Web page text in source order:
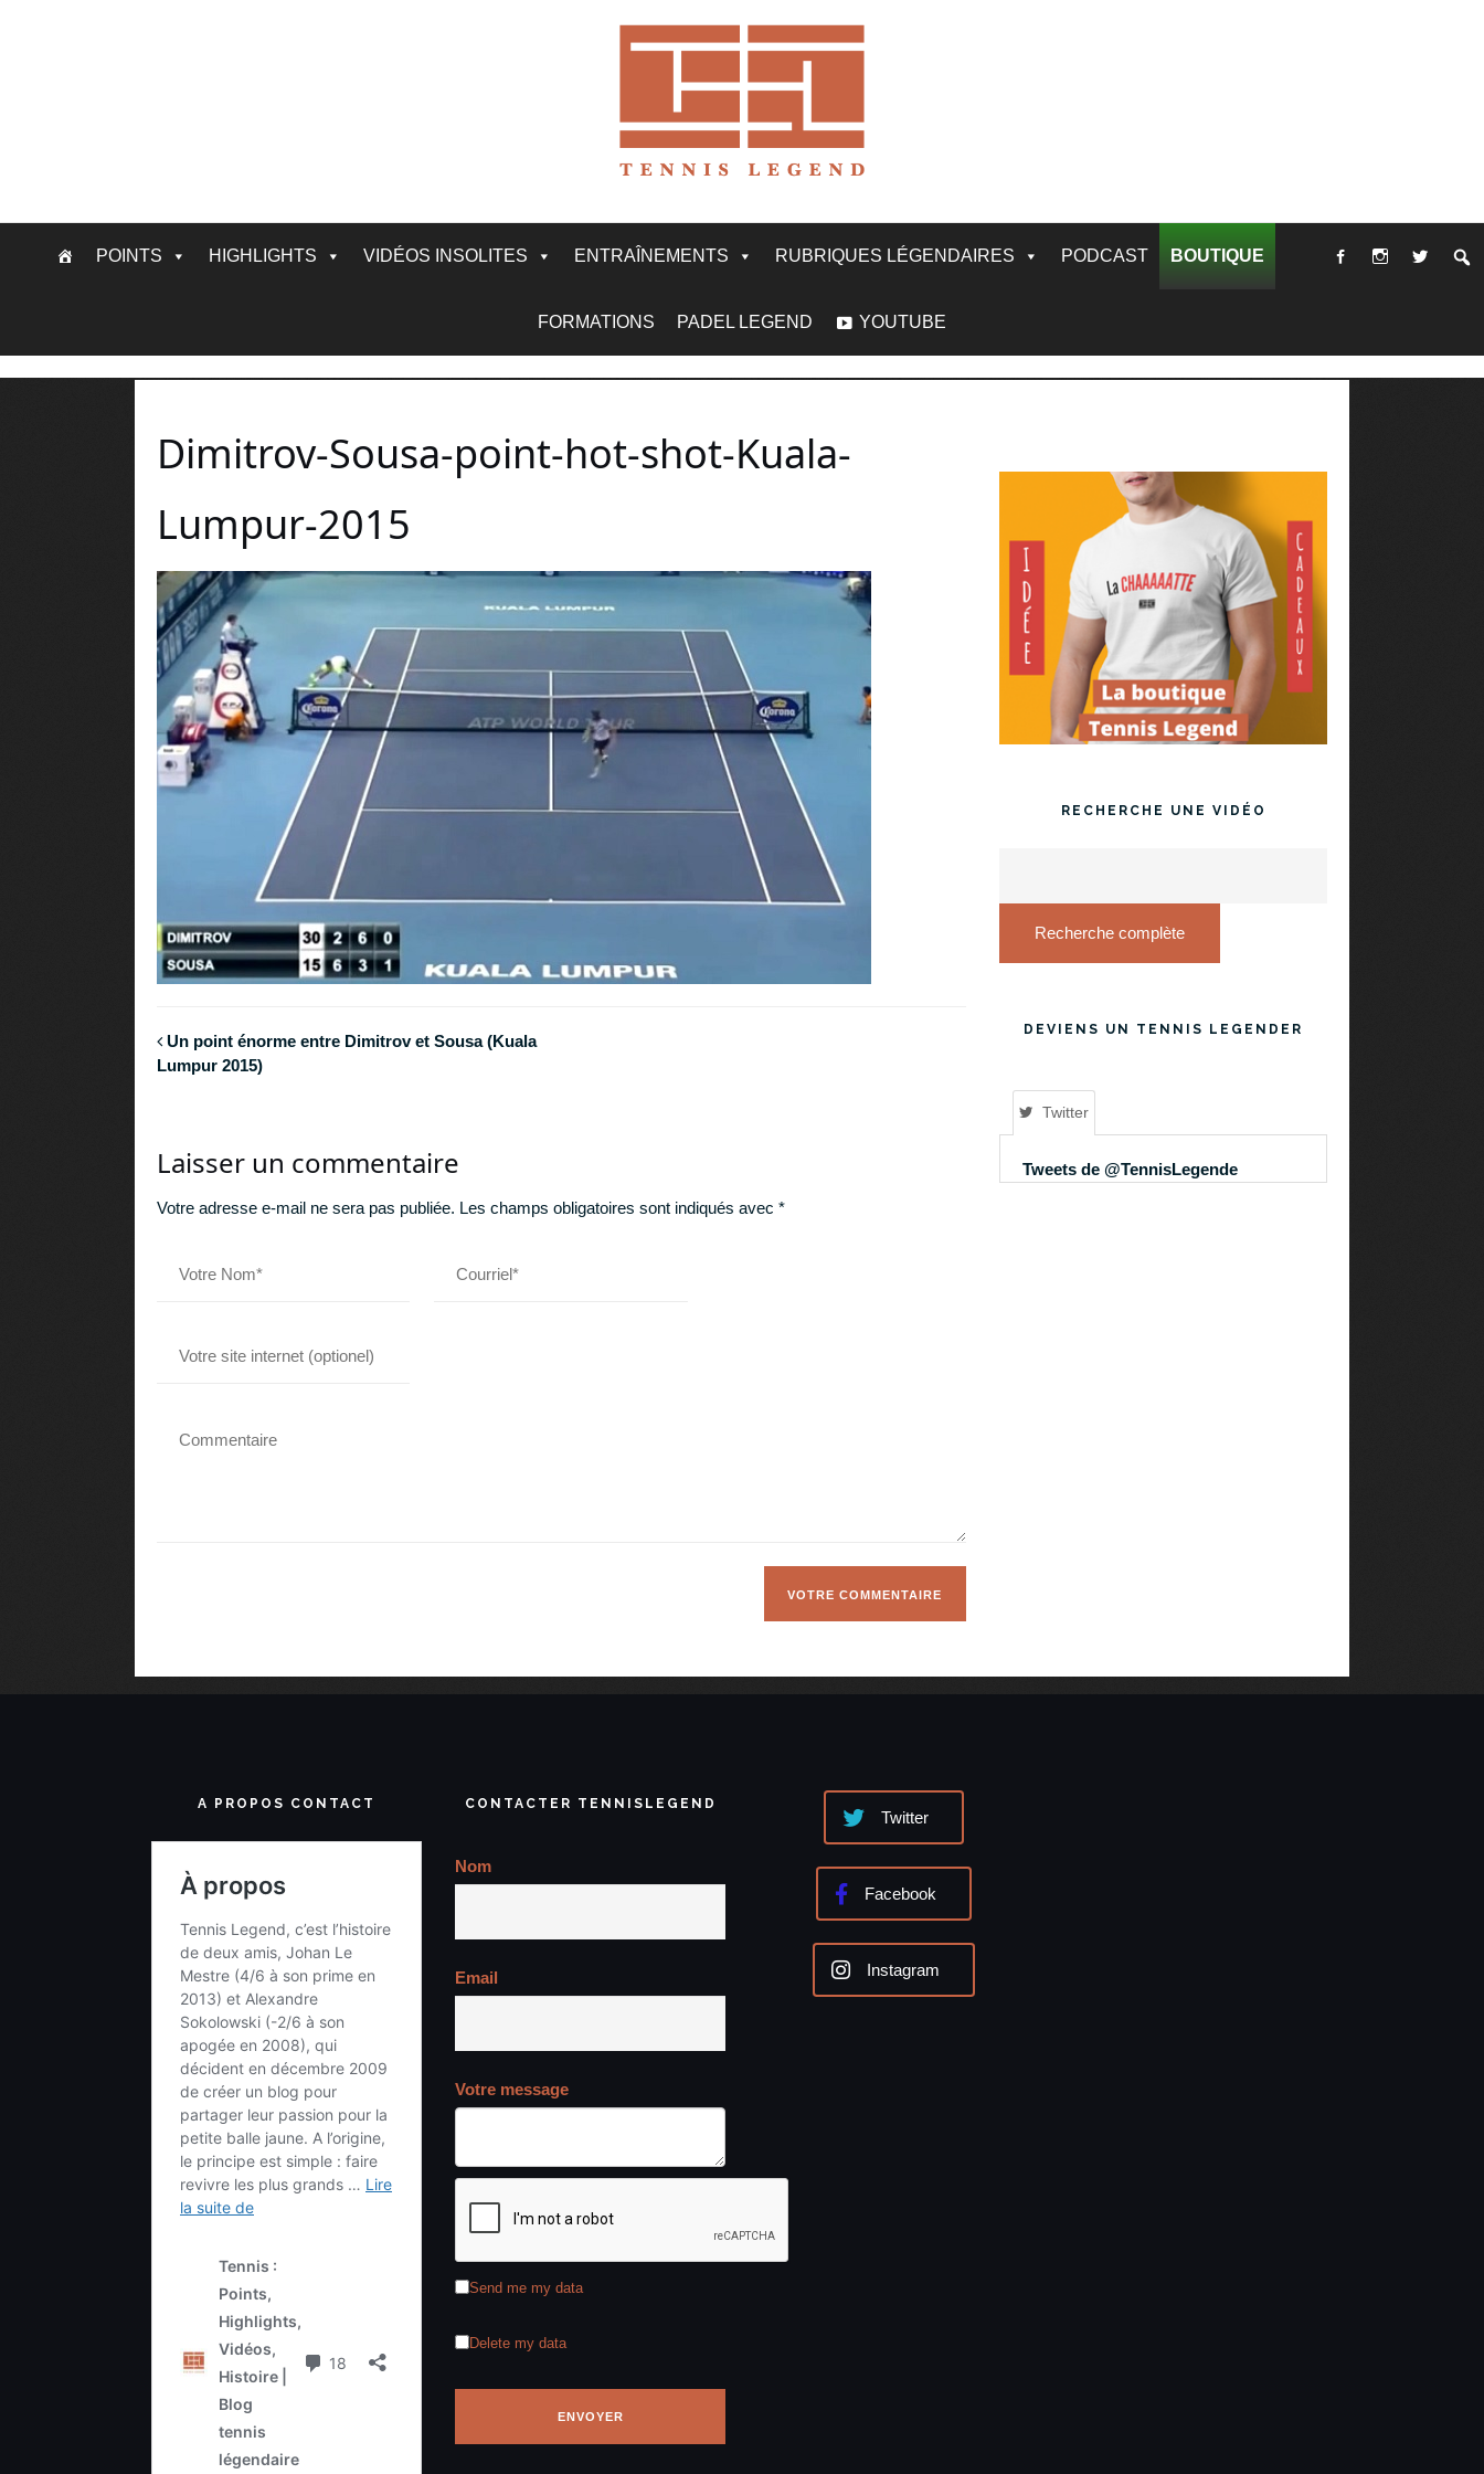
POINTS HIGHLIGHTS VIDÉOS INSOLITES ENTRAÎNEMENTS RUBRIQUES LÉGENDAIRES PODCAST BOUTIQUE
FORMATIONS PADEL LEGEND YOUTUBE
Dimitrov-Sousa-point-hot-shot-Kuala-
Lumpur-2015
Un point énorme entre Dimitrov et Sousa (Kuala
Lumpur 2015)
Laisser un commentaire
Votre adresse e-mail ne sera pas publiée. Les champs obligatoires sont indiqués avec *
RECHERCHE UNE VIDÉO
Recherche complète
DEVIENS UN TENNIS LEGENDER
Twitter
Tweets de @TennisLegende
A PROPOS CONTACT CONTACTER TENNISLEGEND
Nom
Email
Votre message
Send me my data
Delete my data
Twitter
Facebook
Instagram